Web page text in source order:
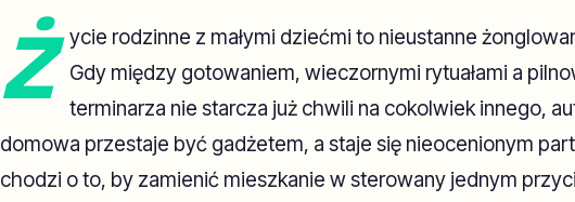
Ż
ycie rodzinne z małymi dziećmi to nieustanne
Gdy między gotowaniem, wieczornymi rytuałami a
terminarza nie starcza już chwili na cokolwiek innego,
domowa przestaje być gadżetem, a staje się nieocenionym
chodzi o to, by zamienić mieszkanie w sterowany jednym